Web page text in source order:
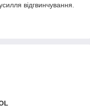
відгвинчування.